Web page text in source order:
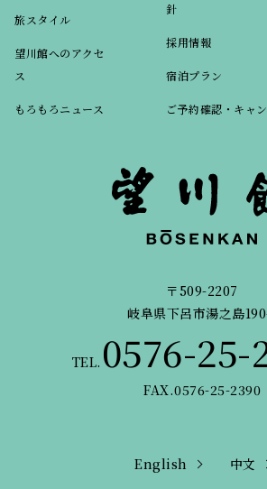
旅スタイル
望川館へのアクセ
ス
もろもろニュース
針
採用情報
宿泊プラン
ご予約確認・キャ
〒509-2207
岐阜県下呂市湯之島
TEL. 0576-25-
FAX.0576-25-2390
English 中文